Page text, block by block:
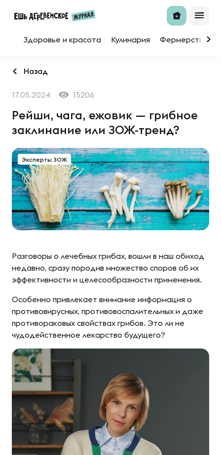
Здоровье и красота Кулинария Фермерство
Назад
17.05.2024 15206
Рейши, чага, ежовик — грибное
заклинание или ЗОЖ-тренд?
Эксперты ЗОЖ
Разговоры о лечебных грибах, вошли в наш обиход
недавно, сразу породив множество споров об их
эффективности и целесообразности применения.
Особенно привлекает внимание информация о
противовирусных, противовоспалительных и даже
противораковых свойствах грибов. Это ли не
чудодейственное лекарство будущего?